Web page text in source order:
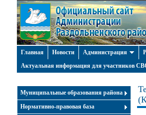
Главная Новости Администрация
Актуальная информация для участников
Муниципальные образования района
Нормативно-правовая база